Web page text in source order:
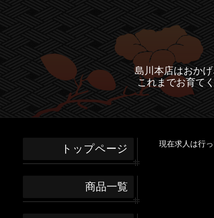
島川本店はおか
これまでお育て
トップページ
商品一覧
現在求人は行っ